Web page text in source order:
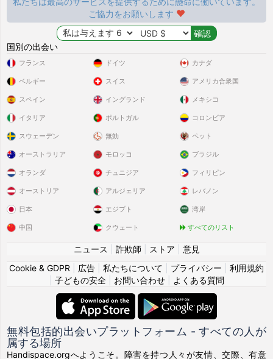
私たちは最高のサービスを提供するために懸命に働いています。
ご協力をお願いします
国別の出会い
フランス
ベルギー
スペイン
イタリア
スウェーデン
ドイツ
スイス
イングランド
ポルトガル
無効
カナダ
アメリカ合衆国
メキシコ
コロンビア
ペット
オーストラリア
オランダ
オーストリア
日本
中国
モロッコ
チュニジア
アルジェリア
エジプト
クウェート
ブラジル
フィリピン
レバノン
湾岸
すべてのリスト
ニュース 詐欺師 ストア
意見
Cookie & GDPR
広告 私たちについて プライバシー
利用規約
子どもの安全| お問い合わせ| よくある質問
無料包括的出会いプラットフォーム - すべての人が
属する場所
Handispace.orgへようこそ。障害を持つ人々が友情、交際、有意